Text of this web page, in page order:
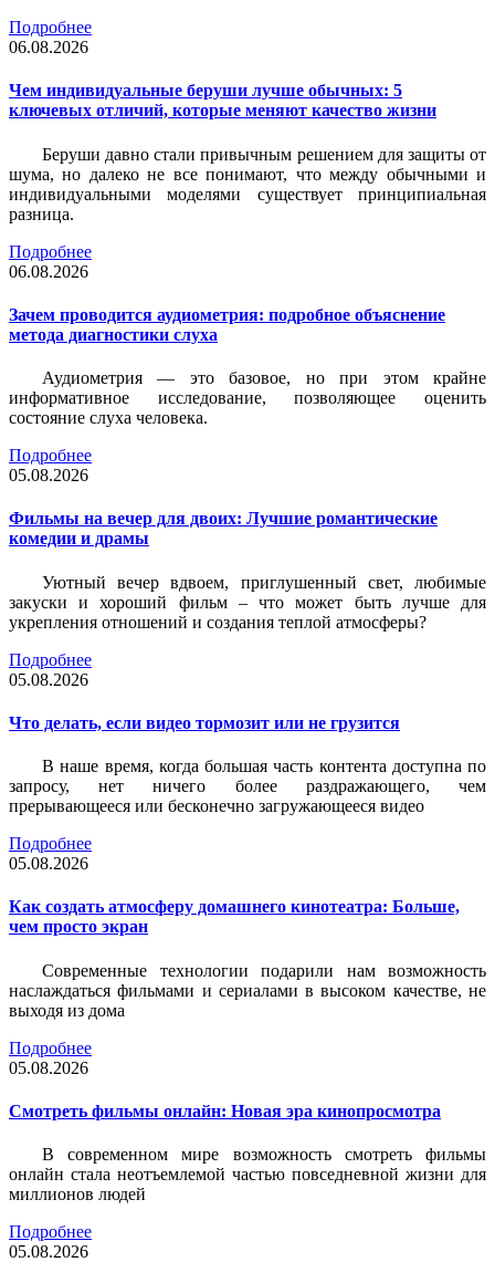
Подробнее
06.08.2026
Чем индивидуальные беруши лучше обычных: 5
ключевых отличий, которые меняют качество жизни
Беруши давно стали привычным решением для защиты от
шума, но далеко не все понимают, что между обычными и
индивидуальными моделями существует принципиальная
разница.
Подробнее
06.08.2026
Зачем проводится аудиометрия: подробное объяснение
метода диагностики слуха
Аудиометрия — это базовое, но при этом крайне
информативное исследование, позволяющее оценить
состояние слуха человека.
Подробнее
05.08.2026
Фильмы на вечер для двоих: Лучшие романтические
комедии и драмы
Уютный вечер вдвоем, приглушенный свет, любимые
закуски и хороший фильм – что может быть лучше для
укрепления отношений и создания теплой атмосферы?
Подробнее
05.08.2026
Что делать, если видео тормозит или не грузится
В наше время, когда большая часть контента доступна по
запросу, нет ничего более раздражающего, чем
прерывающееся или бесконечно загружающееся видео
Подробнее
05.08.2026
Как создать атмосферу домашнего кинотеатра: Больше,
чем просто экран
Современные технологии подарили нам возможность
наслаждаться фильмами и сериалами в высоком качестве, не
выходя из дома
Подробнее
05.08.2026
Смотреть фильмы онлайн: Новая эра кинопросмотра
В современном мире возможность смотреть фильмы
онлайн стала неотъемлемой частью повседневной жизни для
миллионов людей
Подробнее
05.08.2026